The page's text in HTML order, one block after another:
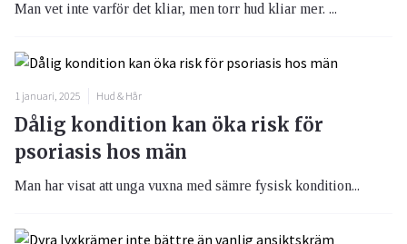
Man vet inte varför det kliar, men torr hud kliar mer. ...
1 januari, 2025 Hud & Hår
Dålig kondition kan öka risk för
psoriasis hos män
Man har visat att unga vuxna med sämre fysisk kondition...